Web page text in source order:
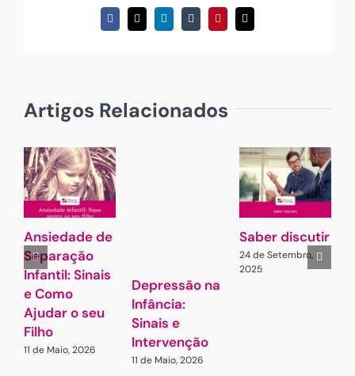
Facebook
X LinkedInTumblrPinterestEmail
(necessário
Artigos Relacionados
Ansiedade de
Separação
Infantil: Sinais
e Como
Ajudar o seu
Filho
11 de Maio, 2026
Depressão na
Infância:
Sinais e
Intervenção
11 de Maio, 2026
Saber discutir
24 de Setembro,
2025